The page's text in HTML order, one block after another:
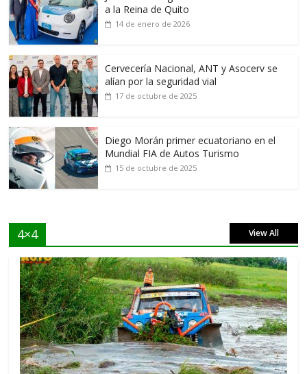
a la Reina de Quito
14 de enero de 2026
Cervecería Nacional, ANT y Asocerv se
alían por la seguridad vial
17 de octubre de 2025
Diego Morán primer ecuatoriano en el
Mundial FIA de Autos Turismo
15 de octubre de 2025
4×4 View All